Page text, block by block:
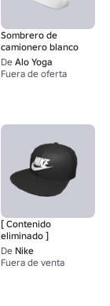
Sombrero de
camionero blanco
De Alo Yoga
Fuera de oferta
[ Contenido
eliminado ]
De Nike
Fuera de venta